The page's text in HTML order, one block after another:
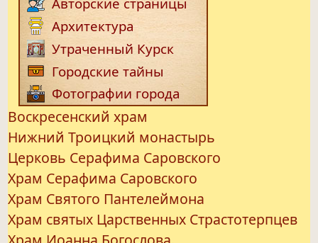
Архитектура
Утраченный Курск
Городские тайны
Фотографии города
Воскресенский храм
Нижний Троицкий монастырь
Церковь Серафима Саровского
Храм Серафима Саровского
Храм Святого Пантелеймона
Храм святых Царственных Страстотерпцев